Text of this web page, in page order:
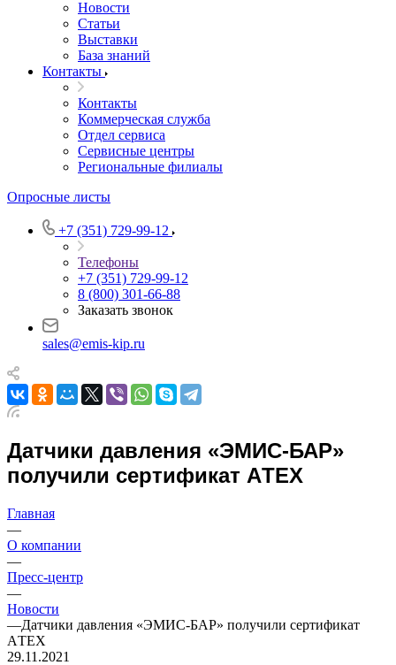
Новости
Статьи
Выставки
База знаний
Контакты
Контакты
Коммерческая служба
Отдел сервиса
Сервисные центры
Региональные филиалы
Опросные листы
+7 (351) 729-99-12
Телефоны
+7 (351) 729-99-12
8 (800) 301-66-88
Заказать звонок
sales@emis-kip.ru
Датчики давления «ЭМИС-БАР»
получили сертификат АTЕХ
Главная
—
О компании
—
Пресс-центр
—
Новости
—Датчики давления «ЭМИС-БАР» получили сертификат
АTЕХ
29.11.2021